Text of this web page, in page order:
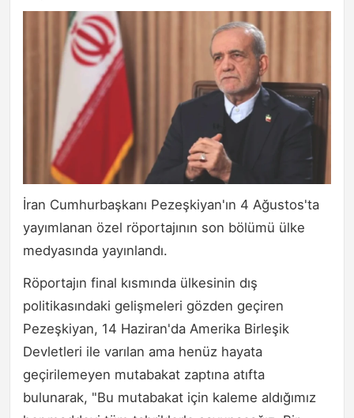
İran Cumhurbaşkanı Pezeşkiyan'ın 4 Ağustos'ta
yayımlanan özel röportajının son bölümü ülke
medyasında yayınlandı.
Röportajın final kısmında ülkesinin dış
politikasındaki gelişmeleri gözden geçiren
Pezeşkiyan, 14 Haziran'da Amerika Birleşik
Devletleri ile varılan ama henüz hayata
geçirilemeyen mutabakat zaptına atıfta
bulunarak, "Bu mutabakat için kaleme aldığımız